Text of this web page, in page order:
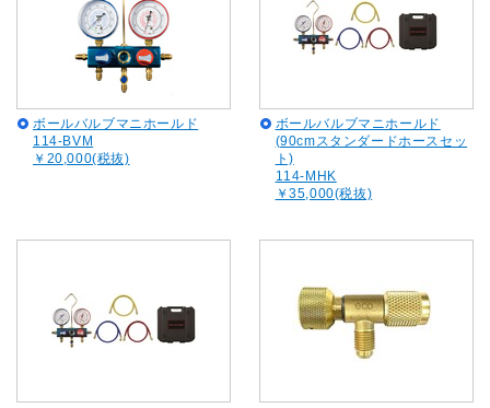
ボールバルブマニホールド
114-BVM
￥20,000(税抜)
ボールバルブマニホールド
(90cmスタンダードホースセッ
ト)
114-MHK
￥35,000(税抜)